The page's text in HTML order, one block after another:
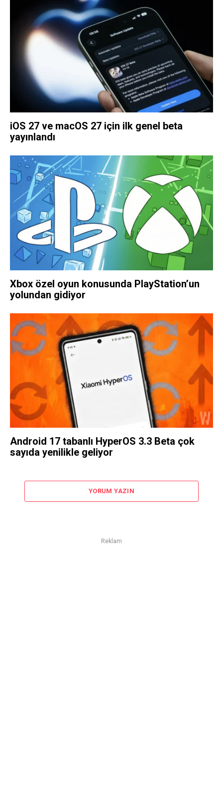
iOS 27 ve macOS 27 için ilk genel beta
yayınlandı
Xbox özel oyun konusunda PlayStation’un
yolundan gidiyor
Android 17 tabanlı HyperOS 3.3 Beta çok
sayıda yenilikle geliyor
YORUM YAZIN
Reklam